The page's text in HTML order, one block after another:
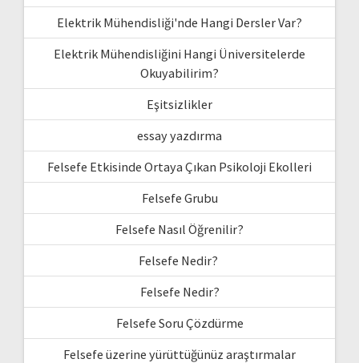
Elektrik Mühendisliği'nde Hangi Dersler Var?
Elektrik Mühendisliğini Hangi Üniversitelerde
Okuyabilirim?
Eşitsizlikler
essay yazdırma
Felsefe Etkisinde Ortaya Çıkan Psikoloji Ekolleri
Felsefe Grubu
Felsefe Nasıl Öğrenilir?
Felsefe Nedir?
Felsefe Nedir?
Felsefe Soru Çözdürme
Felsefe üzerine yürüttüğünüz araştırmalar